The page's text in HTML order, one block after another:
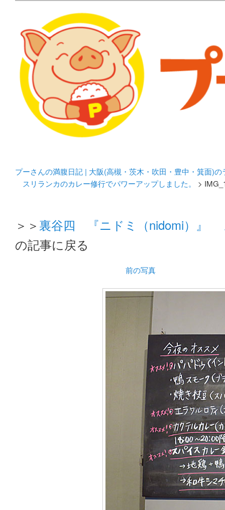
プーさんの満腹日記 |
豊中・箕面)のランチ＆
化してます。
プーさんの満腹日記 | 大阪(高槻・茨木・吹田・豊中・箕面)
スリランカのカレー修行でパワーアップしました。
>
＞＞ 裏谷四 『ニドミ（nidomi）』
の記事に戻る
前の写真